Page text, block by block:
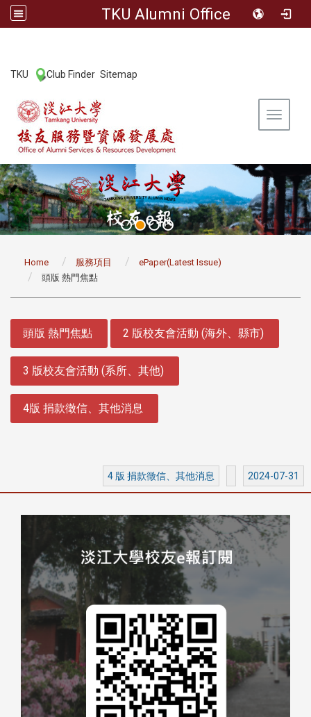
TKU Alumni Office
TKU Club Finder Sitemap
Toggle
Home 服務項目
ePaper(Latest Issue)
頭版 熱門焦點
頭版 熱門焦點 2 版校友會活動 (海外、縣市)
3 版校友會活動 (系所、其他)
4版 捐款徵信、其他消息
4 版 捐款徵信、其他消息 2024-07-31